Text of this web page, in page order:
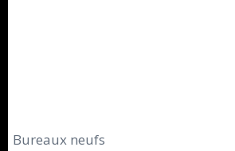
Bureaux neufs